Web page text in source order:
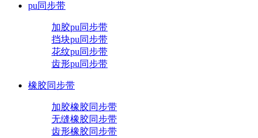
pu同步带
加胶pu同步带
挡块pu同步带
花纹pu同步带
齿形pu同步带
橡胶同步带
加胶橡胶同步带
无缝橡胶同步带
齿形橡胶同步带